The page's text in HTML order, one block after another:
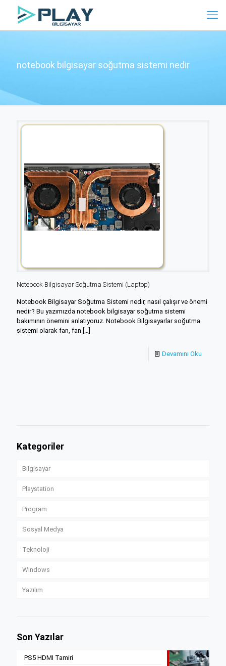
notebook bilgisayar soğutma sistemi nedir
Notebook Bilgisayar Soğutma Sistemi (Laptop)
Notebook Bilgisayar Soğutma Sistemi nedir, nasıl çalışır ve önemi
nedir? Bu yazımızda notebook bilgisayar soğutma sistemi
bakımının önemini anlatıyoruz. Notebook Bilgisayarlar soğutma
sistemi olarak fan, fan
Devamını Oku
Kategoriler
Bilgisayar
Playstation
Program
Sosyal Medya
Teknoloji
Windows
Yazılım
Son Yazılar
PS5 HDMI Tamiri